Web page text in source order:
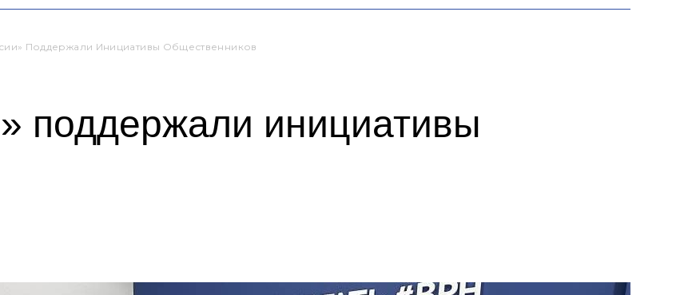
Поддержали Инициативы Общественников
поддержали инициативы